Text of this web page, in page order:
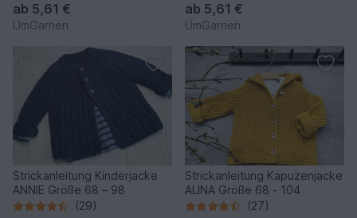
ab 5,61 €
UmGarnen
ab 5,61 €
UmGarnen
Strickanleitung Kinderjacke
ANNIE Größe 68 – 98
(29)
Strickanleitung Kapuzenjacke
ALINA Größe 68 - 104
(27)